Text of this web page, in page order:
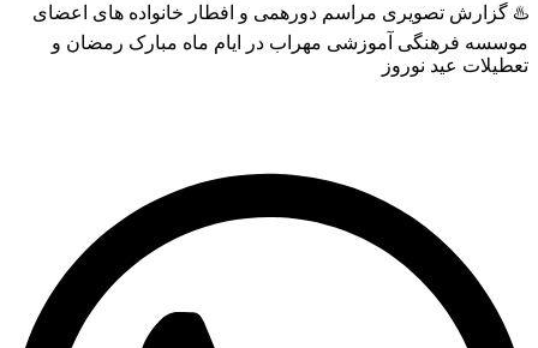
تصویری مراسم دورهمی و افطار خانواده های اعضای
فرهنگی آموزشی مهراب در ایام ماه مبارک رمضان و
عید نوروز